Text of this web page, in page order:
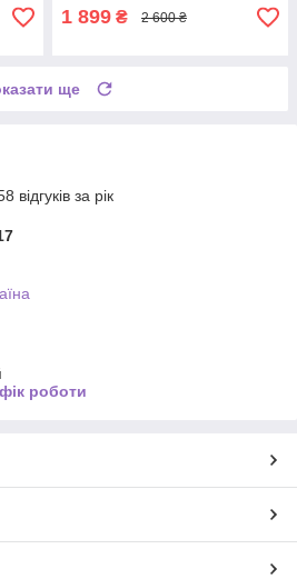
1 899 ₴ 2 600 ₴
ще
відгуків за рік
роботи